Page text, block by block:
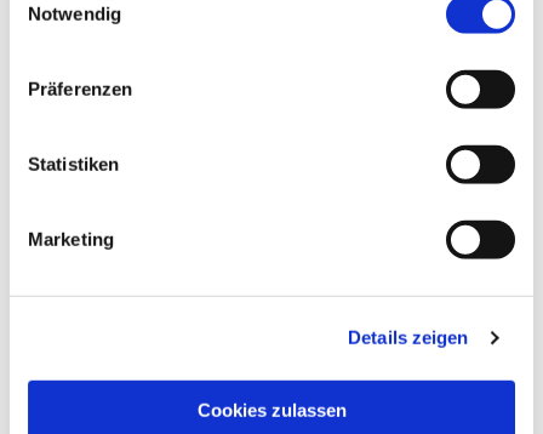
Notwendig
Präferenzen
Statistiken
Marketing
Details zeigen
Cookies zulassen